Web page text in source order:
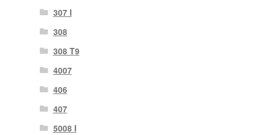
307 I
308
308 T9
4007
406
407
5008 I